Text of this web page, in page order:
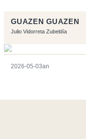
GUAZEN GUAZEN
Julio Vidorreta Zubeldía
2026-05-03an